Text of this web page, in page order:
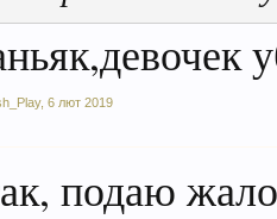
,6 лют 2019
подаю